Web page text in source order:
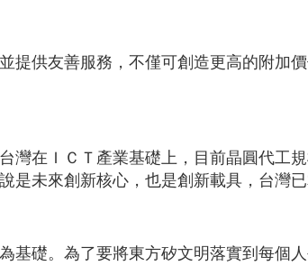
提供友善服務，不僅可創造更高的附加
灣在ＩＣＴ產業基礎上，目前晶圓代工
未來創新核心，也是創新載具，台灣已
基礎。為了要將東方矽文明落實到每個